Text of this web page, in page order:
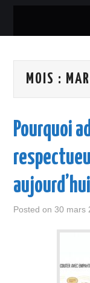
LOISIR
SANTÉ
VOITURE
VOYAGE
MOIS :
Pourquoi
aujourd’hui
Posted on30 mars